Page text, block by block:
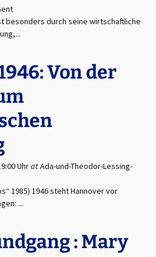
besonders durch seine wirtschaftliche
Von der
UhratAda-und-Theodor-Lessing-
1985) 1946 steht Hannover vor
...
: Mary